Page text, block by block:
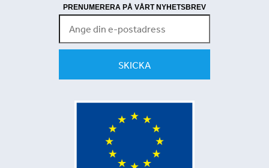
PRENUMERERA PÅ VÅRT NYHETSBREV